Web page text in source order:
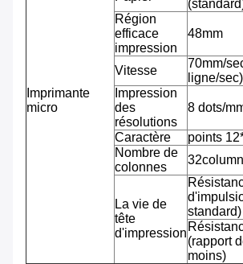
Imprimante
micro
Région
efficace
impression
48mm
Vitesse
70mm/
ligne/sec)
Impression
des
résolutions
8 dots/
Caractère
points
Nombre de
colonnes
La vie de
tête
d'impression
standard)
(rapport
moins)